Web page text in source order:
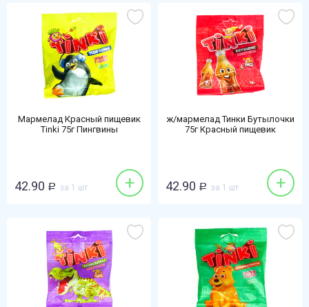
Мармелад Красный пищевик
Tinki 75г Пингвины
42.90 Р за 1 шт +
ж/мармелад Тинки Бутылочки
75г Красный пищевик
42.90 Р за 1 шт +